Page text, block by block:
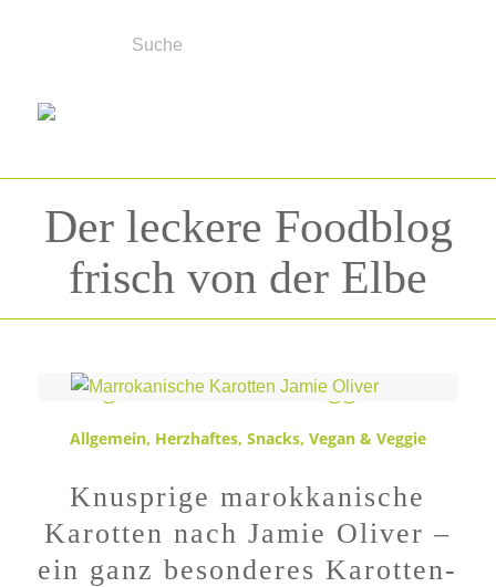
Der leckere Foodblog
frisch von der Elbe
Schlagwortarchiv für:veggies
Allgemein, Herzhaftes, Snacks, Vegan & Veggie
Knusprige marokkanische
Karotten nach Jamie Oliver –
ein ganz besonderes Karotten-